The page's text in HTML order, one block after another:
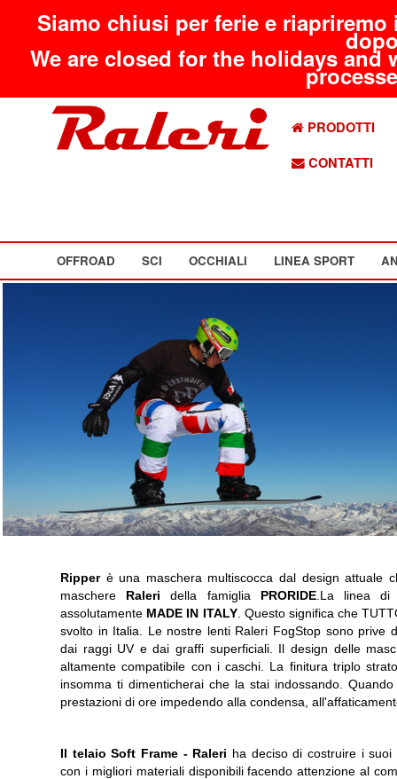
Siamo chiusi per ferie e
We are closed for the holidays
PRODOTTI
CONTATTI
OFFROAD SCI OCCHIALI LINEA SPORT
Ripper è una maschera multiscocca dal design attuale
maschere Raleri della famiglia PRORIDE.La linea di
assolutamente MADE IN ITALY. Questo significa che
svolto in Italia. Le nostre lenti Raleri FogStop sono prive
dai raggi UV e dai graffi superficiali. Il design delle
altamente compatibile con i caschi. La finitura triplo
insomma ti dimenticherai che la stai indossando.
prestazioni di ore impedendo alla condensa,
Il telaio Soft Frame - Raleri ha deciso di costruire i suoi
con i migliori materiali disponibili facendo attenzione al